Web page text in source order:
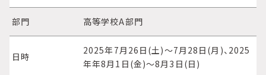
部門 高等学校A部門
日時
2025年7月26日(土)～7月28日(月)、2025
年年8月1日(金)～8月3日(日)